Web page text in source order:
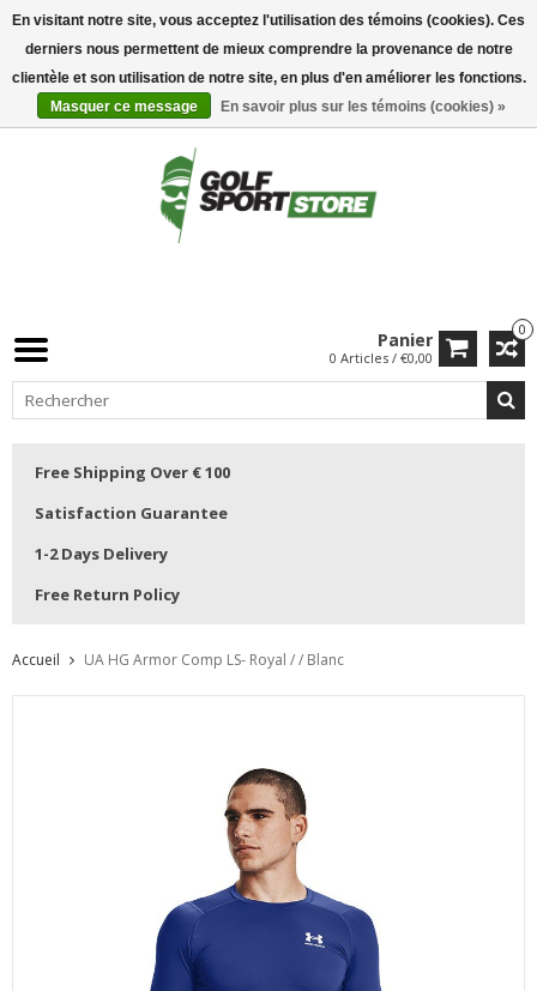
0
Panier
0 Articles / €0,00
Free Shipping Over € 100
Satisfaction Guarantee
1-2 Days Delivery
Free Return Policy
Accueil UA HG Armor Comp LS- Royal / / Blanc
En visitant notre site, vous acceptez l'utilisation des témoins (cookies). Ces
derniers nous permettent de mieux comprendre la provenance de notre
clientèle et son utilisation de notre site, en plus d'en améliorer les fonctions.
Masquer ce message
En savoir plus sur les témoins (cookies) »